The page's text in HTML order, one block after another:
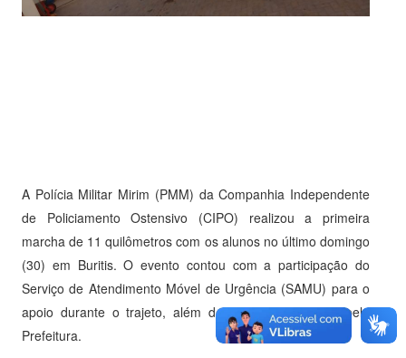
A Polícia Militar Mirim (PMM) da Companhia Independente
de Policiamento Ostensivo (CIPO) realizou a primeira
marcha de 11 quilômetros com os alunos no último domingo
(30) em Buritis. O evento contou com a participação do
Serviço de Atendimento Móvel de Urgência (SAMU) para o
apoio durante o trajeto, além de um ônibus cedido pela
Prefeitura.